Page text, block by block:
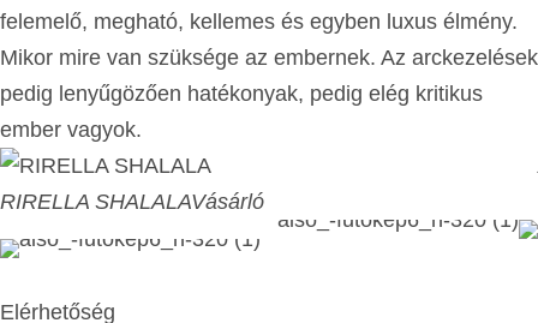
felemelő, megható, kellemes és egyben luxus élmény.
Mikor mire van szüksége az embernek. Az arckezelések
pedig lenyűgözően hatékonyak, pedig elég kritikus
ember vagyok.
RIRELLA SHALALAVásárló
Elérhetőség